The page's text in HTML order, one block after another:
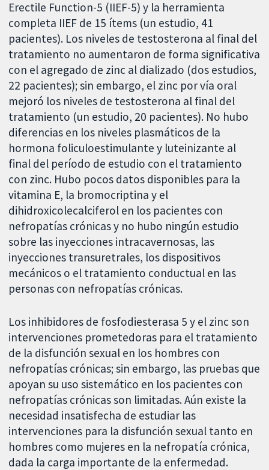
Erectile Function-5 (IIEF-5) y la herramienta
completa IIEF de 15 ítems (un estudio, 41
pacientes). Los niveles de testosterona al final del
tratamiento no aumentaron de forma significativa
con el agregado de zinc al dializado (dos estudios,
22 pacientes); sin embargo, el zinc por vía oral
mejoró los niveles de testosterona al final del
tratamiento (un estudio, 20 pacientes). No hubo
diferencias en los niveles plasmáticos de la
hormona foliculoestimulante y luteinizante al
final del período de estudio con el tratamiento
con zinc. Hubo pocos datos disponibles para la
vitamina E, la bromocriptina y el
dihidroxicolecalciferol en los pacientes con
nefropatías crónicas y no hubo ningún estudio
sobre las inyecciones intracavernosas, las
inyecciones transuretrales, los dispositivos
mecánicos o el tratamiento conductual en las
personas con nefropatías crónicas.
Los inhibidores de fosfodiesterasa 5 y el zinc son
intervenciones prometedoras para el tratamiento
de la disfunción sexual en los hombres con
nefropatías crónicas; sin embargo, las pruebas que
apoyan su uso sistemático en los pacientes con
nefropatías crónicas son limitadas. Aún existe la
necesidad insatisfecha de estudiar las
intervenciones para la disfunción sexual tanto en
hombres como mujeres en la nefropatía crónica,
dada la carga importante de la enfermedad.